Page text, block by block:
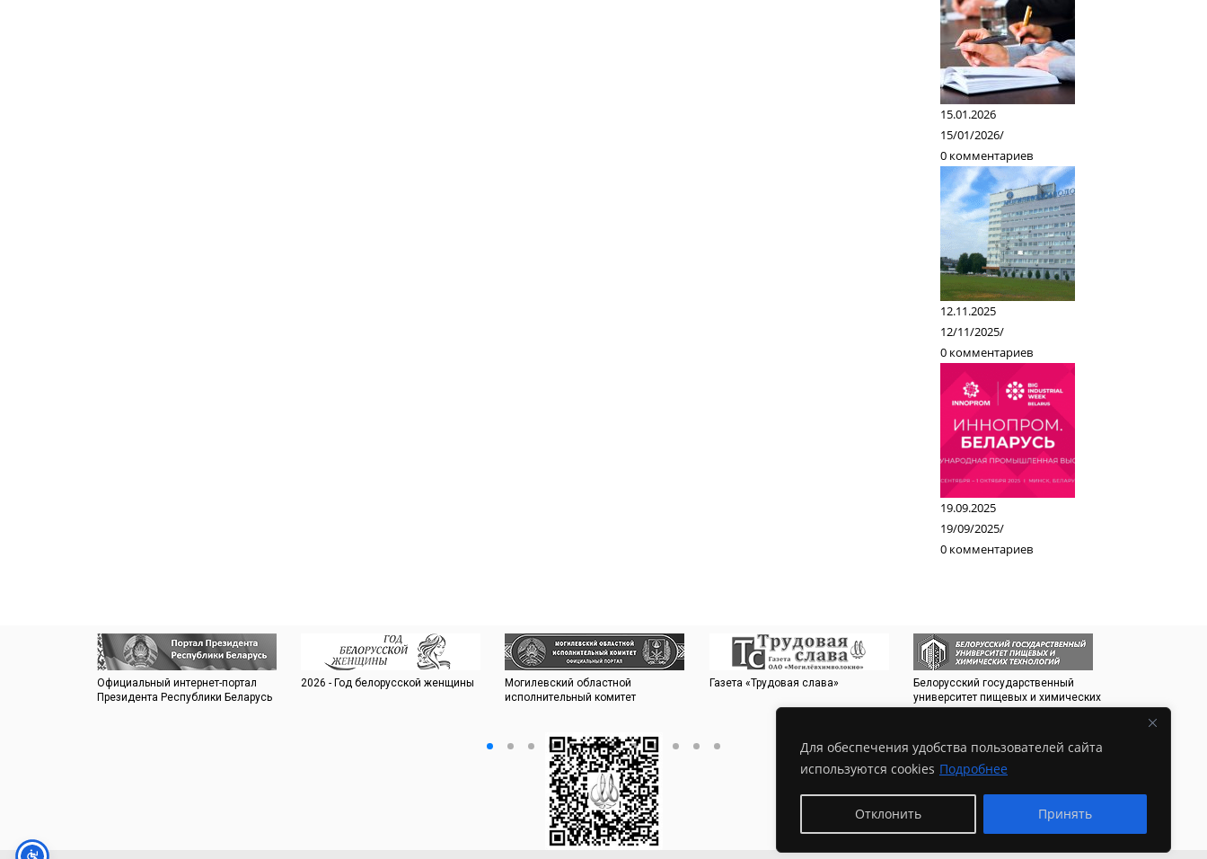
Для обеспечения удобства пользователей сайта
используются cookies Подробнее
Отклонить Принять
15.01.2026
15/01/2026/
0 комментариев
12.11.2025
12/11/2025/
0 комментариев
19.09.2025
19/09/2025/
0 комментариев
Официальный интернет-портал
Президента Республики Беларусь
2026 - Год белорусской женщины
Могилевский областной
исполнительный комитет
Газета «Трудовая слава»
Белорусский государственный
университет пищевых и химических
технологий